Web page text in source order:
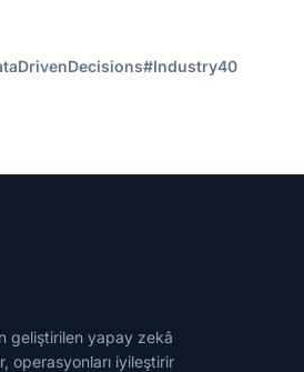
#Industry40
geliştirilen yapay zekâ
operasyonları iyileştirir